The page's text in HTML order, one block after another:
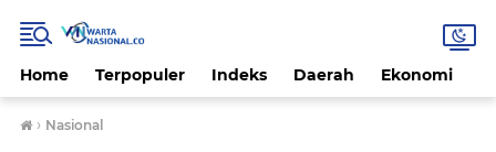
Home Terpopuler Indeks Daerah Ekonomi
› Nasional